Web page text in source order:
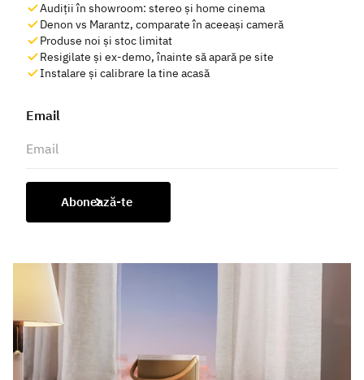
Audiții în showroom: stereo și home cinema
Denon vs Marantz, comparate în aceeași cameră
Produse noi și stoc limitat
Resigilate și ex-demo, înainte să apară pe site
Instalare și calibrare la tine acasă
Email
Abonează-te